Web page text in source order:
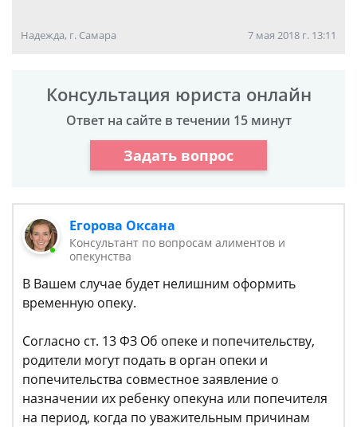
Надежда, г. Самара 7 мая 2018 г. 13:11
Консультация юриста онлайн
Ответ на сайте в течении 15 минут
Задать вопрос
Егорова Оксана
Консультант по вопросам алиментов и
опекунства
В Вашем случае будет нелишним оформить
временную опеку.
Согласно ст. 13 ФЗ Об опеке и попечительству,
родители могут подать в орган опеки и
попечительства совместное заявление о
назначении их ребенку опекуна или попечителя
на период, когда по уважительным причинам